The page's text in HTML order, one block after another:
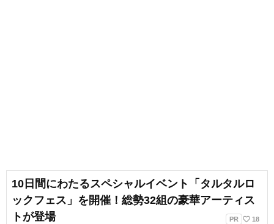
10日間にわたるスペシャルイベント「タルタルロ
ックフェス」を開催！総勢32組の豪華アーティス
トが登場
PR favorite_border 18